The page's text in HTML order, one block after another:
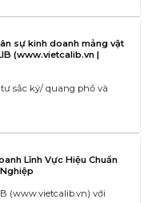
sự kinh doanh mảng vật
(www.vietcalib.vn |
sắc ký/ quang phổ và
Lĩnh Vực Hiệu Chuẩn
(www.vietcalib.vn) với